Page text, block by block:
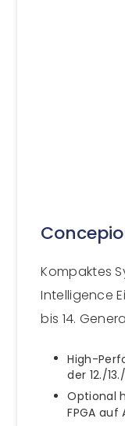
Kompaktes
Intelligence
bis 14.
High-
der 12./
Optional
FPGA auf